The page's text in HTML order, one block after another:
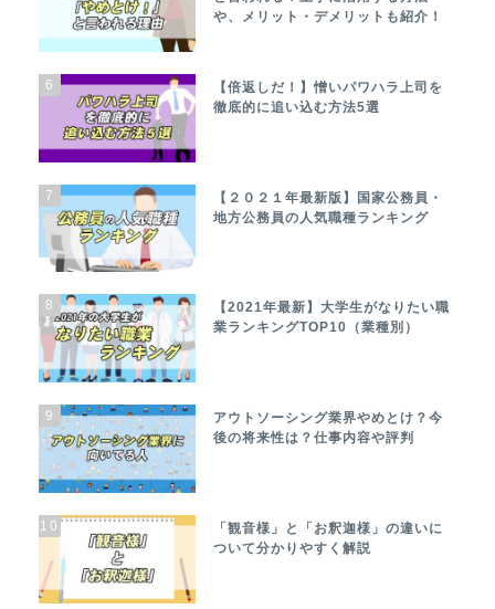
や、メリット・デメリットも紹介！
6
【倍返しだ！】憎いパワハラ上司を
徹底的に追い込む方法5選
7
【２０２１年最新版】国家公務員・
地方公務員の人気職種ランキング
8
【2021年最新】大学生がなりたい職
業ランキングTOP10（業種別）
9
アウトソーシング業界やめとけ？今
後の将来性は？仕事内容や評判
10
「観音様」と「お釈迦様」の違いに
ついて分かりやすく解説